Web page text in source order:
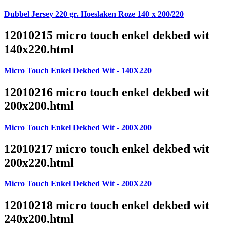
Dubbel Jersey 220 gr. Hoeslaken Roze 140 x 200/220
12010215 micro touch enkel dekbed wit
140x220.html
Micro Touch Enkel Dekbed Wit - 140X220
12010216 micro touch enkel dekbed wit
200x200.html
Micro Touch Enkel Dekbed Wit - 200X200
12010217 micro touch enkel dekbed wit
200x220.html
Micro Touch Enkel Dekbed Wit - 200X220
12010218 micro touch enkel dekbed wit
240x200.html